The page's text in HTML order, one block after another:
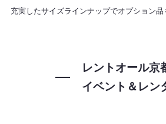
充実したサイズラインナップでオプション品
レントオール京
イベント＆レン